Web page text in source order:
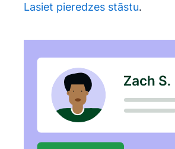
Lasiet pieredzes stāstu.